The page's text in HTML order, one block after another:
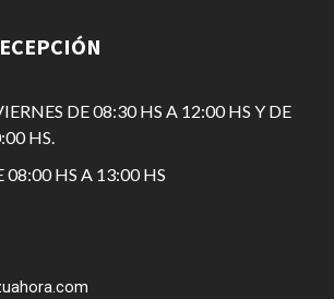
DE 08:30 HS A 12:00 HS Y DE
HS.
08:00 HS A 13:00 HS